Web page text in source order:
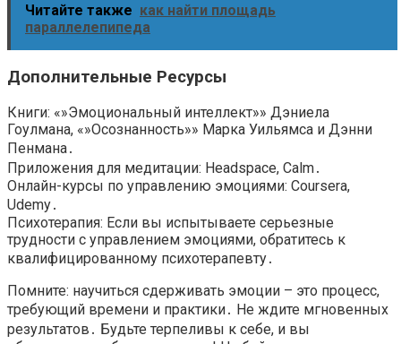
Читайте также как найти площадь
параллелепипеда
Дополнительные Ресурсы
Книги: «»Эмоциональный интеллект»» Дэниела
Гоулмана, «»Осознанность»» Марка Уильямса и Дэнни
Пенмана․
Приложения для медитации: Headspace, Calm․
Онлайн-курсы по управлению эмоциями: Coursera,
Udemy․
Психотерапия: Если вы испытываете серьезные
трудности с управлением эмоциями, обратитесь к
квалифицированному психотерапевту․
Помните: научиться сдерживать эмоции – это процесс,
требующий времени и практики․ Не ждите мгновенных
результатов․ Будьте терпеливы к себе, и вы